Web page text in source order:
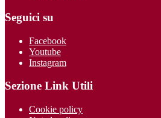
Seguici su
Facebook
Youtube
Instagram
Sezione Link Utili
Cookie policy